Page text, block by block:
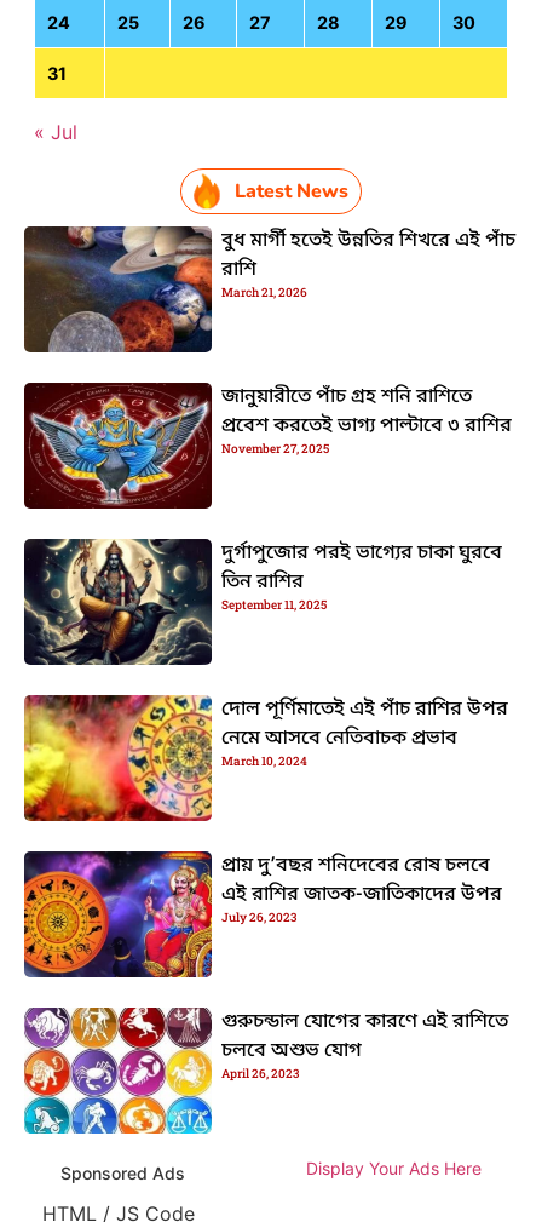
24 25 26 27 28 29 30
31
« Jul
Latest News
বুধ মার্গী হতেই উন্নতির শিখরে এই পাঁচ
রাশি
March 21, 2026
জানুয়ারীতে পাঁচ গ্রহ শনি রাশিতে
প্রবেশ করতেই ভাগ্য পাল্টাবে ৩ রাশির
November 27, 2025
দুর্গাপুজোর পরই ভাগ্যের চাকা ঘুরবে
তিন রাশির
September 11, 2025
দোল পূর্ণিমাতেই এই পাঁচ রাশির উপর
নেমে আসবে নেতিবাচক প্রভাব
March 10, 2024
প্রায় দু’বছর শনিদেবের রোষ চলবে
এই রাশির জাতক-জাতিকাদের উপর
July 26, 2023
গুরুচন্ডাল যোগের কারণে এই রাশিতে
চলবে অশুভ যোগ
April 26, 2023
Sponsored Ads Display Your Ads Here
HTML / JS Code